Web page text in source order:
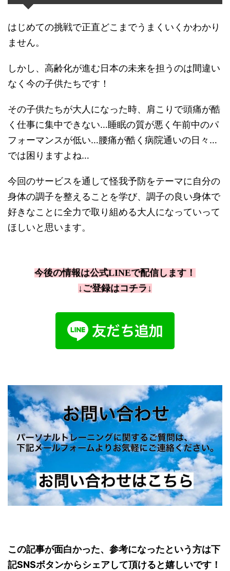
はじめての挑戦で正直どこまでうまくいくかわかり
ません。
しかし、高齢化が進む日本の未来を担うのは間違い
なく今の子供たちです！
その子供たちが大人になった時、肩こりで頭痛が酷
く仕事に集中できない…睡眠の質が悪く午前中のパ
フォーマンスが低い…腰痛が酷く病院通いの日々…
では困りますよね…
今回のサービスを通して怪我予防をテーマに自分の
身体の調子を整えることを学び、調子の良い身体で
好きなことに全力で取り組める大人になっていって
ほしいと思います。
今後の情報は公式LINEで配信します！
↓ご登録はコチラ↓
この記事が面白かった、参考になったという方は下
記SNSボタンからシェアして頂けると嬉しいです！